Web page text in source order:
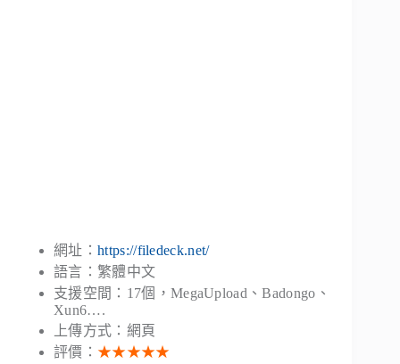
網址： https://filedeck.net/
語言：繁體中文
支援空間：17個，MegaUpload、Badongo、
Xun6….
上傳方式：網頁
評價： ★★★★★